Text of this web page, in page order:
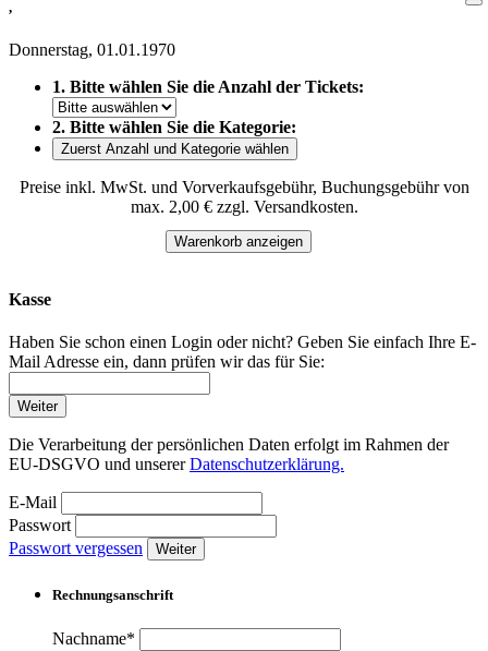
,
Donnerstag, 01.01.1970
1. Bitte wählen Sie die Anzahl der Tickets:
2. Bitte wählen Sie die Kategorie:
Zuerst Anzahl und Kategorie wählen
Preise inkl. MwSt. und Vorverkaufsgebühr, Buchungsgebühr von
max. 2,00 € zzgl. Versandkosten.
Warenkorb anzeigen
Kasse
Haben Sie schon einen Login oder nicht? Geben Sie einfach Ihre E-
Mail Adresse ein, dann prüfen wir das für Sie:
Weiter
Die Verarbeitung der persönlichen Daten erfolgt im Rahmen der
EU-DSGVO und unsererDatenschutzerklärung.
E-Mail
Passwort
Passwort vergessen
Weiter
Rechnungsanschrift
Nachname*